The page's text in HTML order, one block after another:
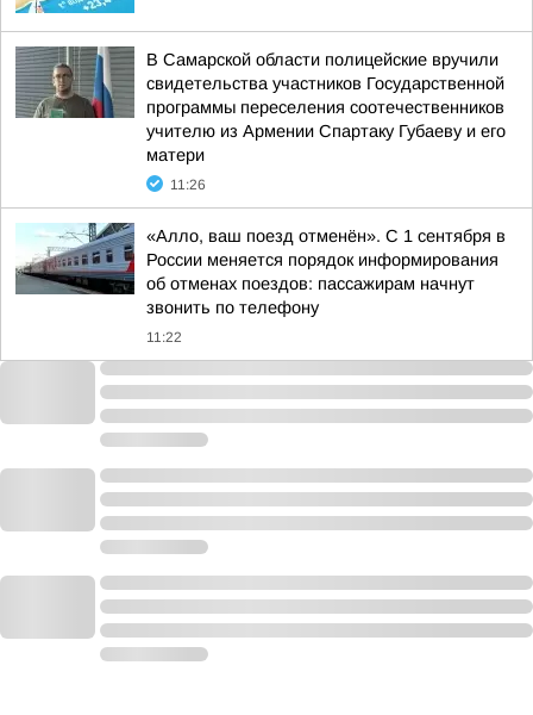
В Самарской области полицейские вручили
свидетельства участников Государственной
программы переселения соотечественников
учителю из Армении Спартаку Губаеву и его
матери
11:26
«Алло, ваш поезд отменён». С 1 сентября в
России меняется порядок информирования
об отменах поездов: пассажирам начнут
звонить по телефону
11:22